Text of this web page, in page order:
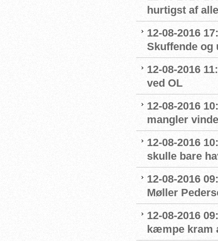
hurtigst af
12-08-2016
Skuffende
12-08-2016
ved OL
12-08-2016
mangler
12-08-2016
skulle bare
12-08-2016
Møller
12-08-2016
kæmpe kram